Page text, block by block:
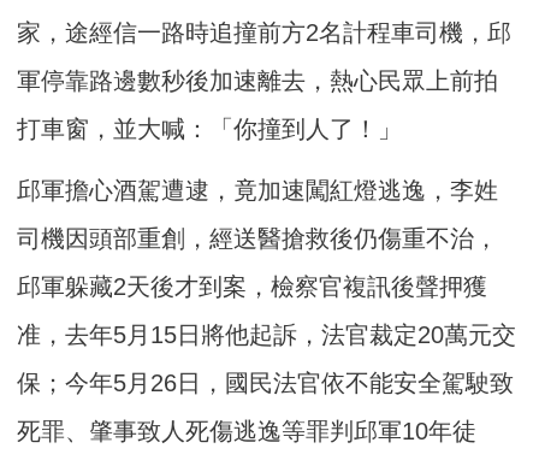
家，途經信一路時追撞前方2名計程車司機，邱
軍停靠路邊數秒後加速離去，熱心民眾上前拍
打車窗，並大喊：「你撞到人了！」
邱軍擔心酒駕遭逮，竟加速闖紅燈逃逸，李姓
司機因頭部重創，經送醫搶救後仍傷重不治，
邱軍躲藏2天後才到案，檢察官複訊後聲押獲
准，去年5月15日將他起訴，法官裁定20萬元交
保；今年5月26日，國民法官依不能安全駕駛致
死罪、肇事致人死傷逃逸等罪判邱軍10年徒